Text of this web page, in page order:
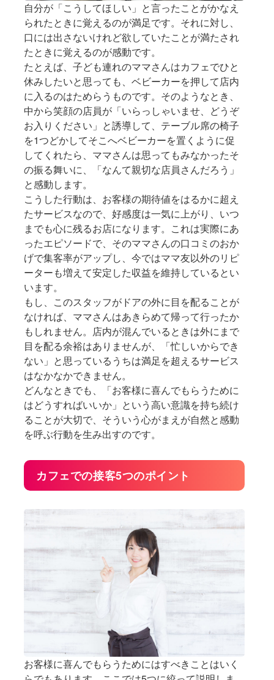
自分が「こうしてほしい」と言ったことがかなえ
られたときに覚えるのが満足です。それに対し、
口には出さないけれど欲していたことが満たされ
たときに覚えるのが感動です。
たとえば、子ども連れのママさんはカフェでひと
休みしたいと思っても、ベビーカーを押して店内
に入るのはためらうものです。そのようなとき、
中から笑顔の店員が「いらっしゃいませ、どうぞ
お入りください」と誘導して、テーブル席の椅子
を1つどかしてそこへベビーカーを置くように促
してくれたら、ママさんは思ってもみなかったそ
の振る舞いに、「なんて親切な店員さんだろう」
と感動します。
こうした行動は、お客様の期待値をはるかに超え
たサービスなので、好感度は一気に上がり、いつ
までも心に残るお店になります。これは実際にあ
ったエピソードで、そのママさんの口コミのおか
げで集客率がアップし、今ではママ友以外のリピ
ーターも増えて安定した収益を維持しているとい
います。
もし、このスタッフがドアの外に目を配ることが
なければ、ママさんはあきらめて帰って行ったか
もしれません。店内が混んでいるときは外にまで
目を配る余裕はありませんが、「忙しいからでき
ない」と思っているうちは満足を超えるサービス
はなかなかできません。
どんなときでも、「お客様に喜んでもらうために
はどうすればいいか」という高い意識を持ち続け
ることが大切で、そういう心がまえが自然と感動
を呼ぶ行動を生み出すのです。
カフェでの接客5つのポイント
お客様に喜んでもらうためにはすべきことはいく